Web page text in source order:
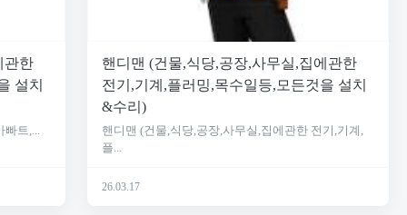
관한
설치
빠트,...
핸디맨 (건물,식당,공장,사무실,집에관한
전기,기계,플러밍,목수일등,모든것을 설치
&수리)
핸디맨 (건물,식당,공장,사무실,집에관한 전기,기계,
플...
26.03.17